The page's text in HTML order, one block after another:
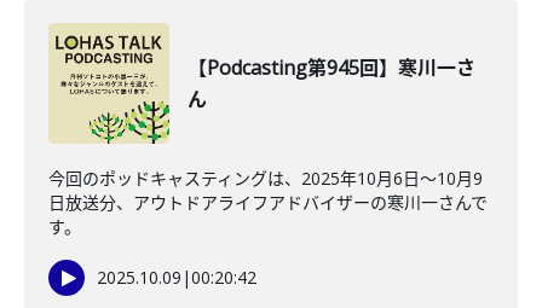
【Podcasting第945回】寒川一さ
ん
今回のポッドキャスティングは、2025年10月6日〜10月9
日放送分、アウトドアライフアドバイザーの寒川一さんで
す。
2025.10.09 |00:20:42